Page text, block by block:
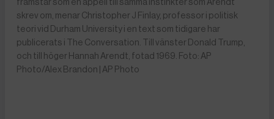
skrev om, menar Christopher J Finlay, professor i politisk
teori vid Durham University i en text som tidigare har
publicerats i The Conversation. Till vänster Donald Trump,
och till höger Hannah Arendt, fotad 1969. Foto: AP
Photo/Alex Brandon | AP Photo